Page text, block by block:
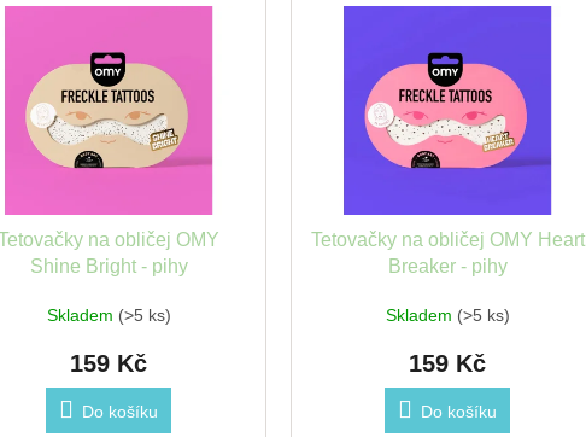
na obličej OMY
Shine Bright - pihy
Skladem (>5 ks)
159 Kč
Do košíku
Tetovačky na obličej OMY Heart
Breaker - pihy
Skladem (>5 ks)
159 Kč
Do košíku